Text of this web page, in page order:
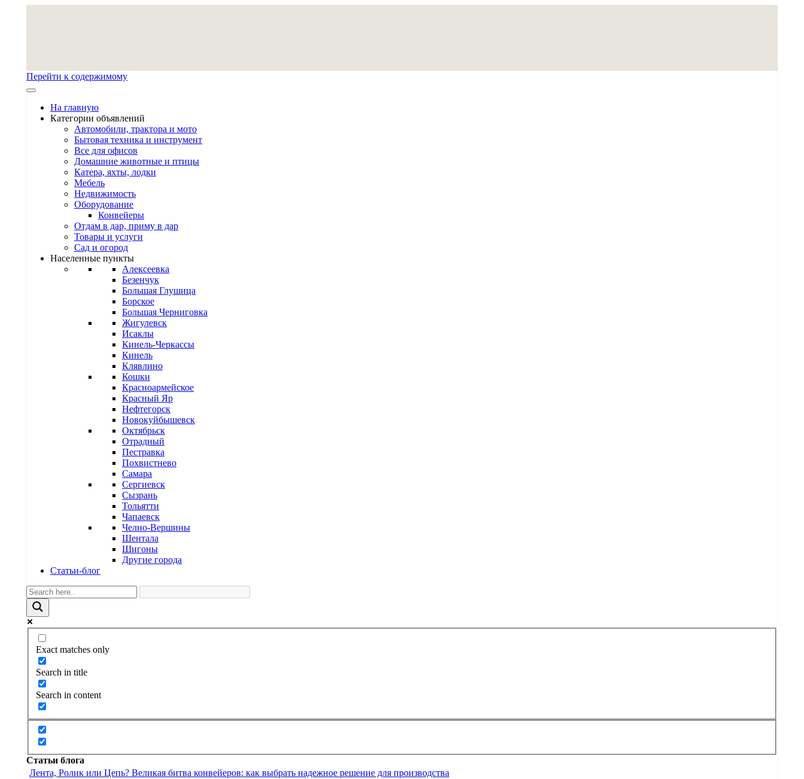
Перейти к содержимому
На главную
Категории объявлений
Автомобили, трактора и мото
Бытовая техника и инструмент
Все для офисов
Домашние животные и птицы
Катера, яхты, лодки
Мебель
Недвижимость
Оборудование
Конвейеры
Отдам в дар, приму в дар
Товары и услуги
Сад и огород
Населенные пункты
Алексеевка
Безенчук
Большая Глушица
Борское
Большая Черниговка
Жигулевск
Исаклы
Кинель-Черкассы
Кинель
Клявлино
Кошки
Красноармейское
Красный Яр
Нефтегорск
Новокуйбышевск
Октябрьск
Отрадный
Пестравка
Похвистнево
Самара
Сергиевск
Сызрань
Тольятти
Чапаевск
Челно-Вершины
Шентала
Шигоны
Другие города
Статьи-блог
Exact matches only
Search in title
Search in content
Статьи блога
Лента, Ролик или Цепь? Великая битва конвейеров: как выбрать надежное решение для производства